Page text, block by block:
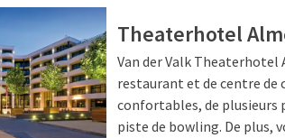
Theaterhotel
Van der Valk
restaurant et de centre de
confortables, de plusieurs
piste de bowling. De plus,